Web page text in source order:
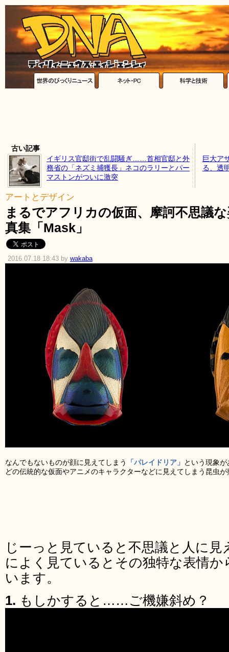
古い記事
イギリス官邸街で乱闘騒ぎ……首相官邸と外
務省の「ネズミ捕獲長」ネコのラリーとパー
マストンがついに激突
巨大ア
る、透
アートとデザイン
まるでアフリカの仮面、摩訶不思議
真集「Mask」
2016.07.18 18:43 by wakaba
なんでもないものが顔に見えてしまう 「パレイドリア」 という現象
どの伝統的な仮面やアニメのキャラクターなどに見えてしまう昆虫
じーっと見ていると不思議と人に
によく見ているとその独特な表情
います。
1. もしかすると……ご機嫌斜め？